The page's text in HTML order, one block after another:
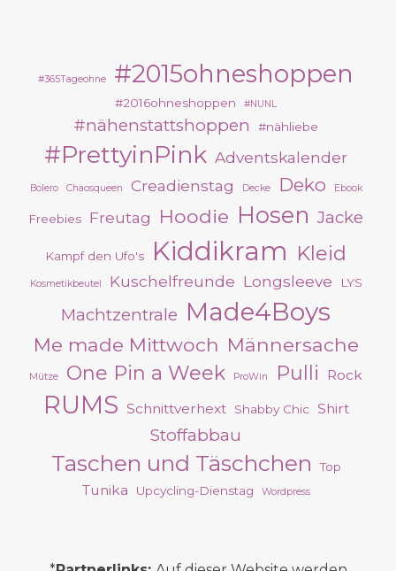
#365Tageohne #2015ohneshoppen
#2016ohneshoppen #NUNL
#nähenstattshoppen #nähliebe
#PrettyinPink Adventskalender
Bolero Chaosqueen Creadienstag Decke Deko Ebook
Freebies Freutag Hoodie Hosen Jacke
Kampf den Ufo's Kiddikram Kleid
Kosmetikbeutel Kuschelfreunde Longsleeve LYS
Machtzentrale Made4Boys
Me made Mittwoch Männersache
Mütze One Pin a Week ProWin Pulli Rock
RUMS Schnittverhext Shabby Chic Shirt
Stoffabbau
Taschen und Täschchen Top
Tunika Upcycling-Dienstag Wordpress